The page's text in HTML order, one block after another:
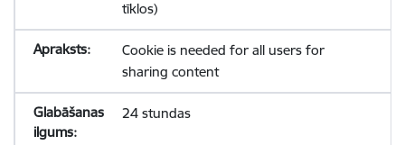
tīklos)
Cookie is needed for all users for
sharing content
24 stundas